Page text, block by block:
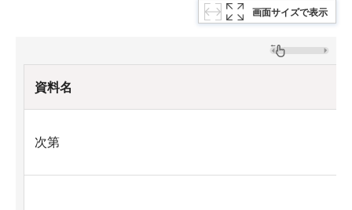
画面サイズで表示
資料名
次第